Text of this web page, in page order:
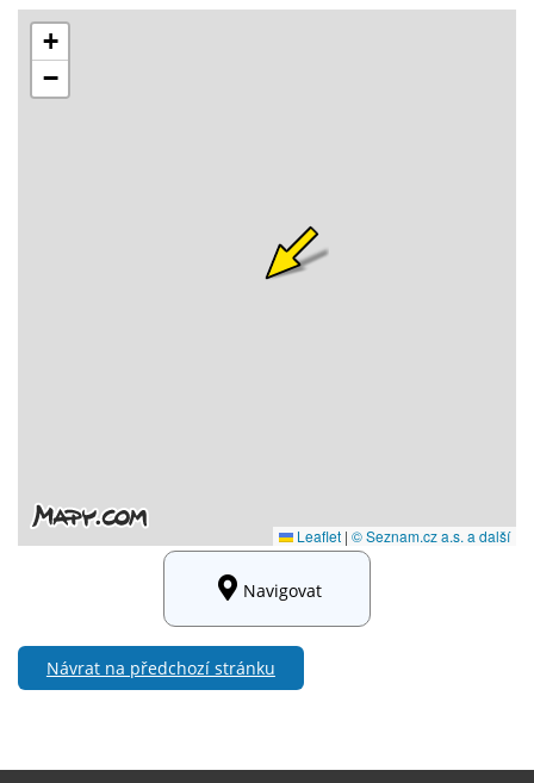
Navigovat
Návrat na předchozí stránku